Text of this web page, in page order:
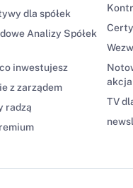
dla spółek
Analizy Spółek
inwestujesz
z zarządem
radzą
TV